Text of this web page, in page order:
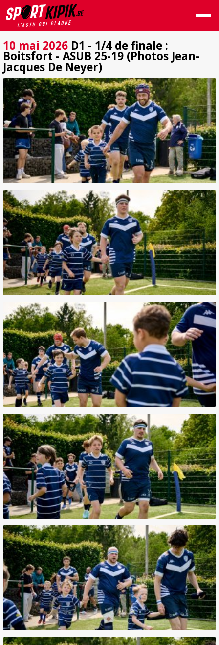
10 mai 2026 D1 - 1/4 de finale :
Boitsfort - ASUB 25-19 (Photos Jean-
Jacques De Neyer)